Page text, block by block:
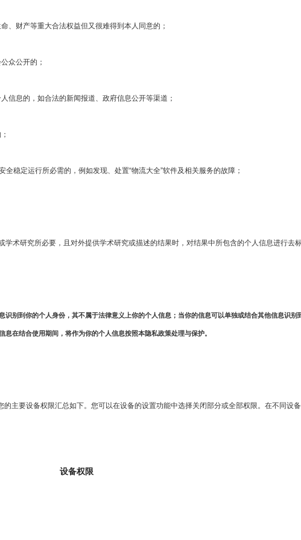
、财产等重大合法权益但又很难得到本人同意的；
众公开的；
信息的，如合法的新闻报道、政府信息公开等渠道；
全稳定运行所必需的，例如发现、处置“物流大全”软件及相关服务的故障；
学术研究所必要，且对外提供学术研究或描述的结果时，对结果中所包含的个人信息进行去
识别到你的个人身份，其不属于法律意义上你的个人信息；当你的信息可以单独或结合其他信息识
在结合使用期间，将作为你的个人信息按照本隐私政策处理与保护。
主要设备权限汇总如下。您可以在设备的设置功能中选择关闭部分或全部权限。在不同设
设备权限